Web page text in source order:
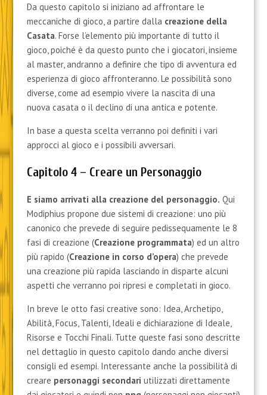
Da questo capitolo si iniziano ad affrontare le
meccaniche di gioco, a partire dalla creazione della
Casata. Forse l’elemento più importante di tutto il
gioco, poiché è da questo punto che i giocatori, insieme
al master, andranno a definire che tipo di avventura ed
esperienza di gioco affronteranno. Le possibilità sono
diverse, come ad esempio vivere la nascita di una
nuova casata o il declino di una antica e potente.
In base a questa scelta verranno poi definiti i vari
approcci al gioco e i possibili avversari.
Capitolo 4 – Creare un Personaggio
E siamo arrivati alla creazione del personaggio. Qui
Modiphius propone due sistemi di creazione: uno più
canonico che prevede di seguire pedissequamente le 8
fasi di creazione (Creazione programmata) ed un altro
più rapido (Creazione in corso d’opera) che prevede
una creazione più rapida lasciando in disparte alcuni
aspetti che verranno poi ripresi e completati in gioco.
In breve le otto fasi creative sono: Idea, Archetipo,
Abilità, Focus, Talenti, Ideali e dichiarazione di Ideale,
Risorse e Tocchi Finali. Tutte queste fasi sono descritte
nel dettaglio in questo capitolo dando anche diversi
consigli ed esempi. Interessante anche la possibilità di
creare personaggi secondari utilizzati direttamente